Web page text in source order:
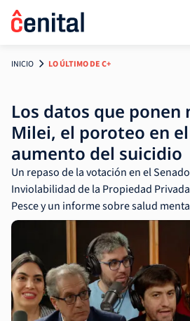
INICIO LO ÚLTIMO DE C+
Los datos que ponen
Milei, el poroteo en
aumento del suicidio
Un repaso de la votación en el
Inviolabilidad de la Propiedad
Pesce y un informe sobre salud